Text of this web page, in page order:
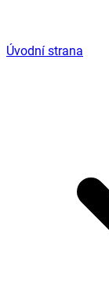
Úvodní strana